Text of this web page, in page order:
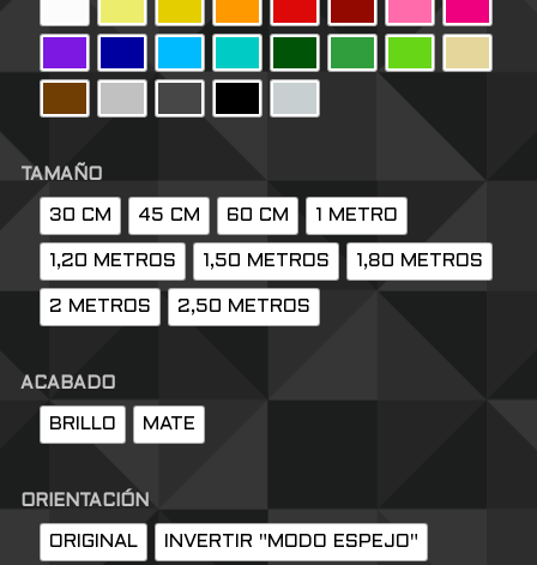
TAMAÑO
30 CM 45 CM 60 CM 1 METRO
1,20 METROS 1,50 METROS 1,80 METROS
2 METROS 2,50 METROS
ACABADO
BRILLO MATE
ORIENTACIÓN
ORIGINAL INVERTIR "MODO ESPEJO"